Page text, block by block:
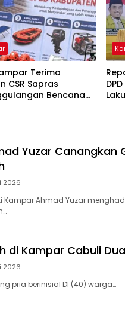
Terima
CSR Sapras
Bencana
Yuzar Canangkan
2026
Kampar Ahmad Yuzar
di Kampar Cabuli
2026
pria berinisial DI (40) warga…